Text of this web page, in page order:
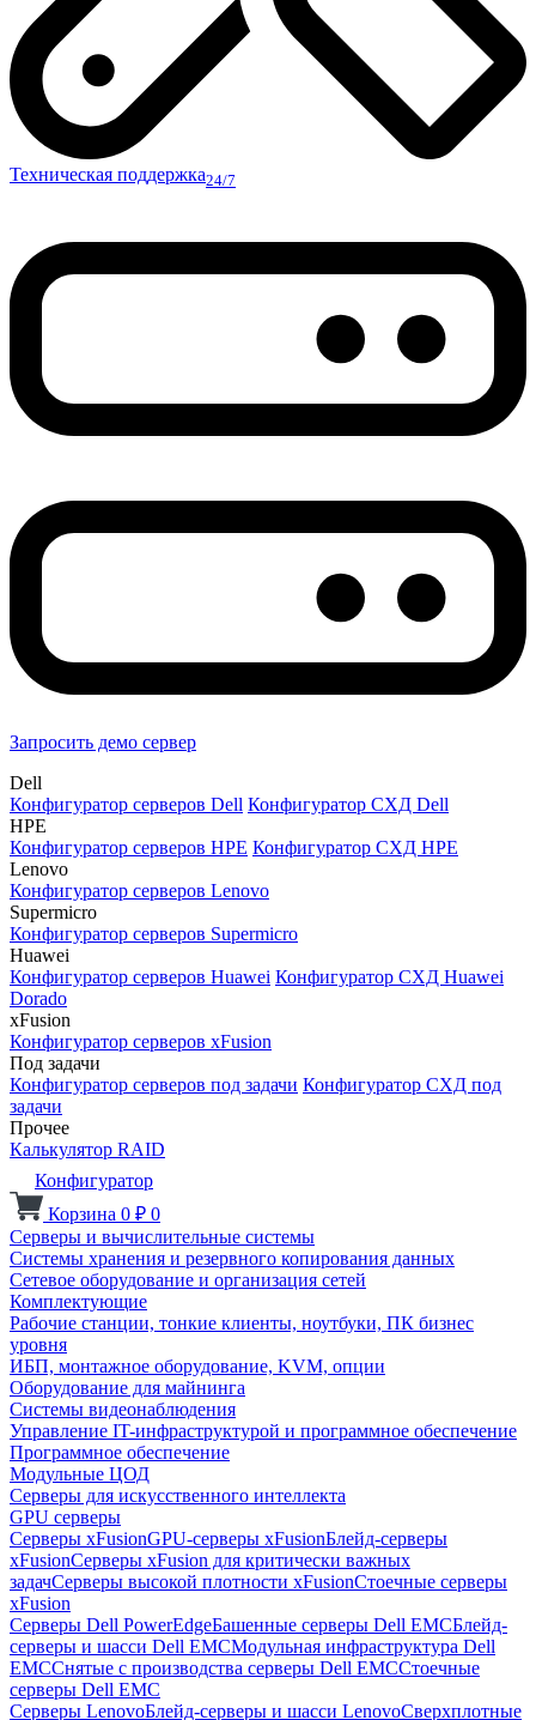
Техническая поддержка24/7
Запросить демо сервер
Dell
Конфигуратор серверов Dell Конфигуратор СХД Dell
HPE
Конфигуратор серверов HPE Конфигуратор СХД HPE
Lenovo
Конфигуратор серверов Lenovo
Supermicro
Конфигуратор серверов Supermicro
Huawei
Конфигуратор серверов Huawei Конфигуратор СХД Huawei
Dorado
xFusion
Конфигуратор серверов xFusion
Под задачи
Конфигуратор серверов под задачи Конфигуратор СХД под
задачи
Прочее
Калькулятор RAID
Конфигуратор
Корзина 0 ₽ 0
Серверы и вычислительные системы
Системы хранения и резервного копирования данных
Сетевое оборудование и организация сетей
Комплектующие
Рабочие станции, тонкие клиенты, ноутбуки, ПК бизнес
уровня
ИБП, монтажное оборудование, KVM, опции
Оборудование для майнинга
Системы видеонаблюдения
Управление IT-инфраструктурой и программное обеспечение
Программное обеспечение
Модульные ЦОД
Серверы для искусственного интеллекта
GPU серверы
Серверы xFusionGPU-серверы xFusionБлейд-серверы
xFusionСерверы xFusion для критически важных
задачСерверы высокой плотности xFusionСтоечные серверы
xFusion
Серверы Dell PowerEdgeБашенные серверы Dell EMCБлейд-
серверы и шасси Dell EMCМодульная инфраструктура Dell
EMCСнятые с производства серверы Dell EMCСтоечные
серверы Dell EMC
Серверы LenovoБлейд-серверы и шасси LenovoСверхплотные